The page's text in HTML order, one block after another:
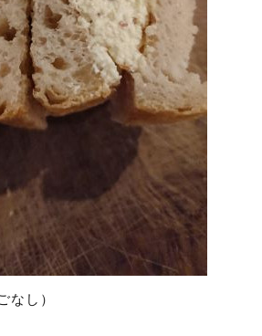
なし）